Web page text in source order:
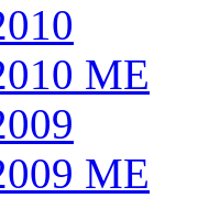
ME
ME